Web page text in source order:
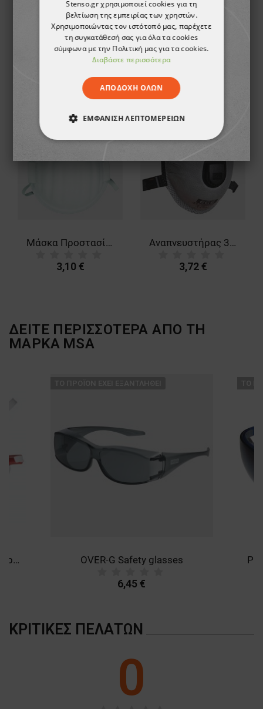
Μάσκα με βαλβίδα 3M 9322+ Aura FFP2
Μάσκα Προστασίας AFFINITY 1120 FFP2
3,10 €
Αναπνευστήρας 3О21 V FFP2 NR D
3,72 €
ΔΕΙΤΕ ΠΕΡΙΣΣΟΤΕΡΑ ΑΠΟ ΤΗ
ΜΑΡΚΑ MSA
AFFINITY FFP3 PLUS 1131 Respirator OVER-G Safety glasses
6,45 €
ΚΡΙΤΙΚΈΣ ΠΕΛΑΤΏΝ
0
Stenso.gr χρησιμοποιεί cookies για τη
βελτίωση της εμπειρίας των χρηστών.
Χρησιμοποιώντας τον ιστότοπό μας, παρέχετε
τη συγκατάθεσή σας για όλα τα cookies
σύμφωνα με την Πολιτική μας για τα cookies.
Διαβάστε περισσότερα
ΑΠΟΔΟΧΉ ΌΛΩΝ
ΕΜΦΆΝΙΣΗ ΛΕΠΤΟΜΕΡΕΙΏΝ
ΑΠΟΛΎΤΩΣ ΑΠΑΡΑΊΤΗΤΑ
ΣΤΌΧΕΥΣΗΣ